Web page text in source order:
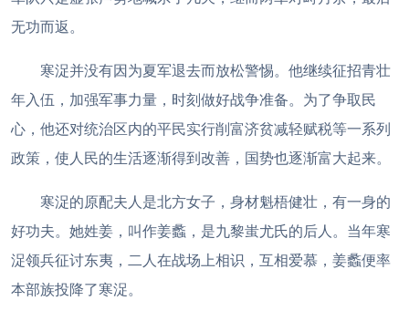
无功而返。
寒浞并没有因为夏军退去而放松警惕。他继续征招青壮
年入伍，加强军事力量，时刻做好战争准备。为了争取民
心，他还对统治区内的平民实行削富济贫减轻赋税等一系列
政策，使人民的生活逐渐得到改善，国势也逐渐富大起来。
寒浞的原配夫人是北方女子，身材魁梧健壮，有一身的
好功夫。她姓姜，叫作姜蠡，是九黎蚩尤氏的后人。当年寒
浞领兵征讨东夷，二人在战场上相识，互相爱慕，姜蠡便率
本部族投降了寒浞。